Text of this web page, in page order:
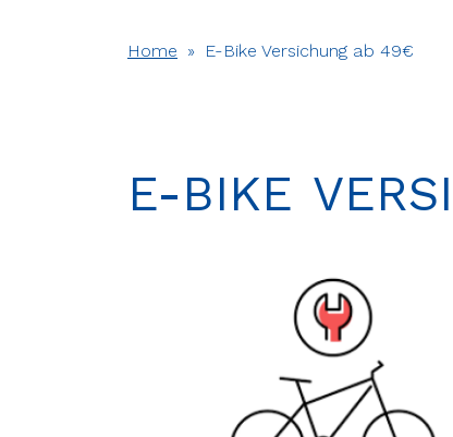
Home » E-Bike Versichung ab 49€
E-BIKE